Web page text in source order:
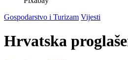
Gospodarstvo i Turizam Vijesti
Hrvatska